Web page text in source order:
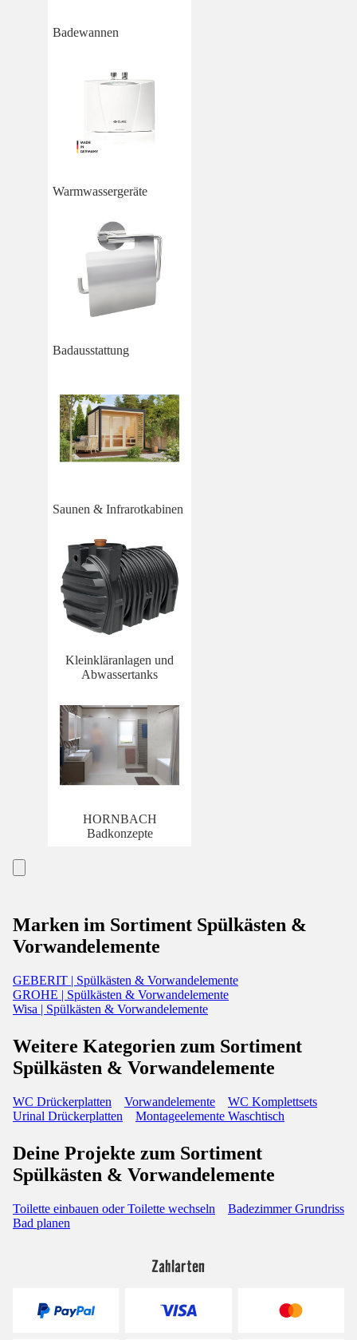
Badewannen
Warmwassergeräte
Badausstattung
Saunen & Infrarotkabinen
Kleinkläranlagen und
Abwassertanks
HORNBACH
Badkonzepte
Marken im Sortiment Spülkästen &
Vorwandelemente
GEBERIT | Spülkästen & Vorwandelemente
GROHE | Spülkästen & Vorwandelemente
Wisa | Spülkästen & Vorwandelemente
Weitere Kategorien zum Sortiment
Spülkästen & Vorwandelemente
WC Drückerplatten Vorwandelemente
WC Komplettsets
Urinal Drückerplatten
Montageelemente Waschtisch
Deine Projekte zum Sortiment
Spülkästen & Vorwandelemente
Toilette einbauen oder Toilette wechseln
Badezimmer Grundriss
Bad planen
Zahlarten